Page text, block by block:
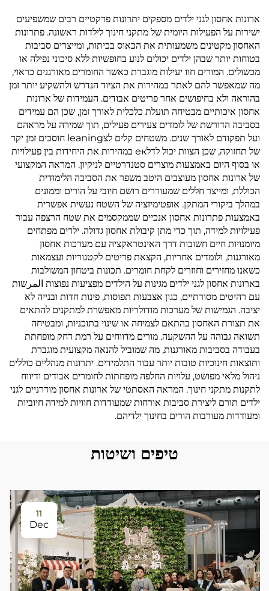
ארונות אחסון לגני ילדים מספקים יתרונות פרקטיים רבים שמשפיעים
ישירות על הפעילות היומית של מתקני חינוך לילדות ראשונה. פתרונות
האחסון מקטינים משמעותית את הכאוס בכיתות, ומייצרים סביבות
בטוחות יותר שבהן ילדים יכולים לנוע בחופשיות ללא סיכוני נפילה או
מכשולים. המורים חוו יעילות מוגברת כאשר החומרים מאורגנים כראוי,
מה שמאפשר להם לאתר במהירות את הציוד הנדרש ולהשקיע יותר זמן
בהוראה ולא בחיפושים אחר פריטים אבודים. העמידות של ארונות
אחסון איכותיים מבטיחה תועלת כלכלית לאורך זמן, שכן הם עמידים
בסביבה הדורשת של לומדים צעירים פעילים, תוך שמירה על מראהם
ועל תפקודם לאורך שנים. משטחים קלים לצleaning חוסכים זמן יקר
של תחזוקה, שכן הצוות יכול לדלек במהירות את היחידות בין פעילויות
או בסוף היום באמצעות מוצרים סטנדרטיים לניקיון. המראה המקצועי
של ארונות אחסון מעוצבים היטב משפר את הסביבה הלימודית
הכוללת, ומייצר חללים שמעוררים רושם חיובי על הורים וממונים
במהלך ביקורי המתקן. אופטימיזציה של השטח נעשית אפשרית
באמצעות פתרונות אחסון אנכיים שממקסמים את שטח הרצפה עבור
פעילויות למידה, תוך כדי מתן קיבולת אחסון גדולה. ילדים מפתחים
מיומנויות חיים חשובות דרך האינטראקציה עם מערכות אחסון
מאורגנות, ולומדים אחריות, הקצאת פריטים לקטגוריות ועצמאות
כשאנו מחזירים וחוזרים לקחת חומרים. תכונות ביטחון המשולבות
בארונות אחסון לגני ילדים מגינות על הילדים מפציעות נפוצות المرשות
עם רהיטים מסורתיים, כגון אצבעות תפוסות, פינות חדות ובנייה לא
יציבה. הגמישות של מערכות מודולריות מאפשרת למתקנים להתאים
את תצורת האחסון בהתאם לצמיחה או שינוי בתוכניות, ומבטיחה
תשואה גבוהה על ההשקעה. מורים מדווחים על רמת דחק מופחתת
בעבודה בסביבות מאורגנות, מה שמוביל להנאה מקצועית מוגברת
ותוצאות חינוכיות טובות יותר עבור התלמידים. יתרונות מנהליים כוללים
ניהול מלאי מפושט, עלויות החלפה מופחתות לחומרים אבודים ודיווח
לתקנות מתקני חינוך. המראה האסתטי של ארונות אחסון מודרניים לגני
ילדים תורם ליצירת סביבות אורחות שמעודדות חוויות למידה חיוביות
ומעודדות מעורבות הורים בחינוך ילדיהם.
טיפים ושיטות
11
Dec